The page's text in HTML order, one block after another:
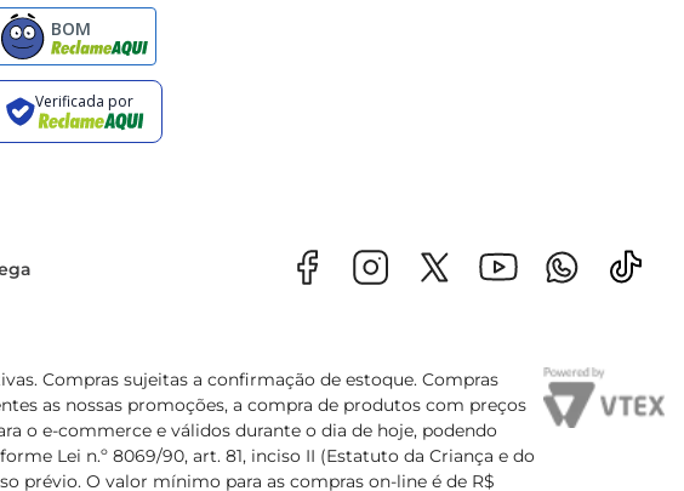
Compras sujeitas a confirmação de estoque. Compras
as nossas promoções, a compra de produtos com preços
o e-commerce e válidos durante o dia de hoje, podendo
Lei n.º 8069/90, art. 81, inciso II (Estatuto da Criança e do
prévio. O valor mínimo para as compras on-line é de R$